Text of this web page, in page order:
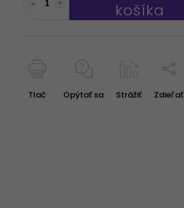
košíka
Tlač Opýtať sa Strážiť Zdieľať